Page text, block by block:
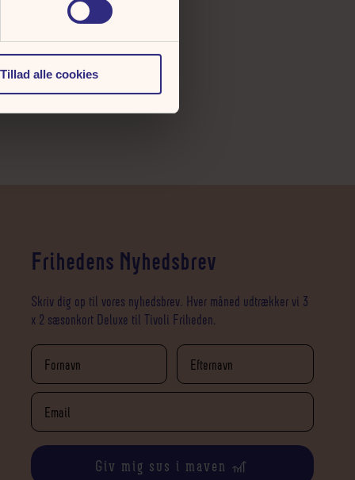
Tillad alle cookies
Frihedens Nyhedsbrev
Skriv dig op til vores nyhedsbrev. Hver måned udtrækker vi 3
x 2 sæsonkort Deluxe til Tivoli Friheden.
Giv mig sus i maven 🎢